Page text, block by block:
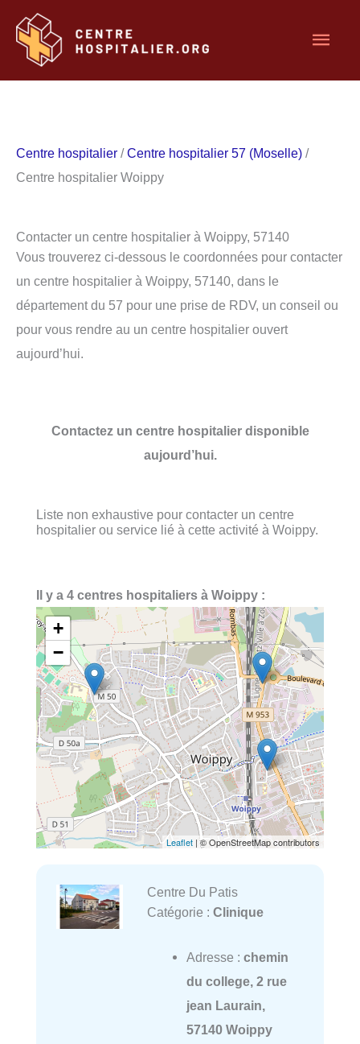
contenu
Centre hospitalier /Centre hospitalier 57 (Moselle) /
Centre hospitalier Woippy
Contacter un centre hospitalier à Woippy, 57140
Vous trouverez ci-dessous le coordonnées pour contacter
un centre hospitalier à Woippy, 57140, dans le
département du 57 pour une prise de RDV, un conseil ou
pour vous rendre au un centre hospitalier ouvert
aujourd’hui.
Contactez un centre hospitalier disponible
aujourd’hui.
Liste non exhaustive pour contacter un centre
hospitalier ou service lié à cette activité à Woippy.
Il y a 4 centres hospitaliers à Woippy :
+
−
Leaflet | © OpenStreetMap contributors
Centre Du Patis
Catégorie : Clinique
Adresse : chemin
du college, 2 rue
jean Laurain,
57140 Woippy